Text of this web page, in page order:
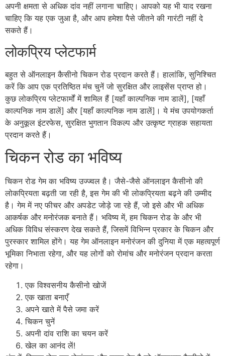
अपनी क्षमता से अधिक दांव नहीं लगाना चाहिए। आपको यह भी याद रखना
चाहिए कि यह एक जुआ है, और आप हमेशा पैसे जीतने की गारंटी नहीं दे
सकते हैं।
लोकप्रिय प्लेटफार्म
बहुत से ऑनलाइन कैसीनो चिकन रोड प्रदान करते हैं। हालांकि, सुनिश्चित
करें कि आप एक प्रतिष्ठित मंच चुनें जो सुरक्षित और लाइसेंस प्राप्त हो।
कुछ लोकप्रिय प्लेटफार्मों में शामिल हैं [यहाँ काल्पनिक नाम डालें], [यहाँ
काल्पनिक नाम डालें] और [यहाँ काल्पनिक नाम डालें]। ये मंच उपयोगकर्ता
के अनुकूल इंटरफेस, सुरक्षित भुगतान विकल्प और उत्कृष्ट ग्राहक सहायता
प्रदान करते हैं।
चिकन रोड का भविष्य
चिकन रोड गेम का भविष्य उज्ज्वल है। जैसे-जैसे ऑनलाइन कैसीनो की
लोकप्रियता बढ़ती जा रही है, इस गेम की भी लोकप्रियता बढ़ने की उम्मीद
है। गेम में नए फीचर और अपडेट जोड़े जा रहे हैं, जो इसे और भी अधिक
आकर्षक और मनोरंजक बनाते हैं। भविष्य में, हम चिकन रोड के और भी
अधिक विविध संस्करण देख सकते हैं, जिसमें विभिन्न प्रकार के चिकन और
पुरस्कार शामिल होंगे। यह गेम ऑनलाइन मनोरंजन की दुनिया में एक महत्वपूर्ण
भूमिका निभाता रहेगा, और यह लोगों को रोमांच और मनोरंजन प्रदान करता
रहेगा।
एक विश्वसनीय कैसीनो खोजें
एक खाता बनाएँ
अपने खाते में पैसे जमा करें
चिकन चुनें
अपनी दांव राशि का चयन करें
खेल का आनंद लें!